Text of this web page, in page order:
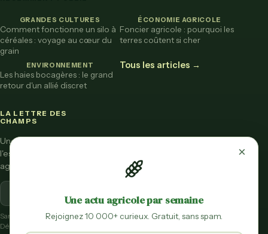
GRANDES CULTURES
Comment fonctionne un silo à
céréales : voyage au cœur du
grain
ÉCONOMIE AGRICOLE
Foncier agricole : pourquoi les
terres coûtent si cher
ENVIRONNEMENT
Les haies bocagères : le grand
retour d'un allié discret
Tous les articles →
LA LETTRE DES
CHAMPS
Une fois par mois,
l'essentiel de l'actu
agricole vulgarisée.
S'inscrire
Sans spam.
Désinscription en un clic.
×
Une actu agricole par semaine
Rejoignez 10 000+ curieux. Gratuit, sans spam.